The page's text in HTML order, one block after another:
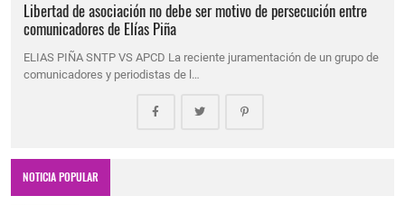
Libertad de asociación no debe ser motivo de persecución entre
comunicadores de Elías Piña
ELIAS PIÑA SNTP VS APCD La reciente juramentación de un grupo de
comunicadores y periodistas de l…
NOTICIA POPULAR